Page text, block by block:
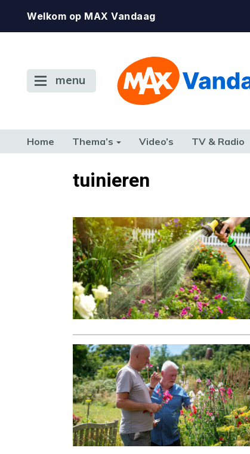
Welkom op MAX Vandaag
menu
Home Thema’s Video’s TV & Radio
TERUG NAAR TOENtuinieren